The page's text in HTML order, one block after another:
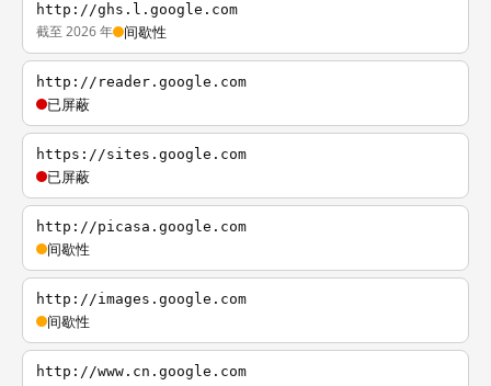
http://ghs.l.google.com
截至 2026 年 间歇性
http://reader.google.com
已屏蔽
https://sites.google.com
已屏蔽
http://picasa.google.com
间歇性
http://images.google.com
间歇性
http://www.cn.google.com